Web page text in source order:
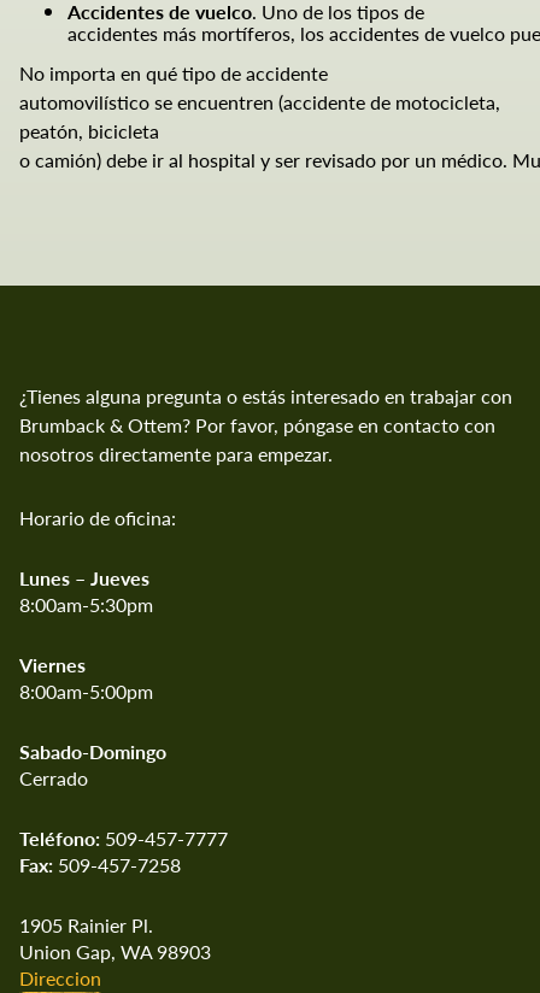
Accidentesde vuelco. Uno de los tipos de
accidentes más mortíferos, los accidentes de vuelco
No importa en qué tipo de accidente
automovilístico se encuentren (accidente de motocicleta,
peatón, bicicleta
o camión) debe ir al hospital y ser revisado por un médico.
¿Tienes alguna pregunta o estás interesado en trabajar con
Brumback & Ottem? Por favor, póngase en contacto con
nosotros directamente para empezar.
Horario de oficina:
Lunes – Jueves
8:00am-5:30pm
Viernes
8:00am-5:00pm
Sabado-Domingo
Cerrado
Teléfono: 509-457-7777
Fax: 509-457-7258
1905 Rainier Pl.
Union Gap, WA 98903
Direccion
Brumback
& Ottem